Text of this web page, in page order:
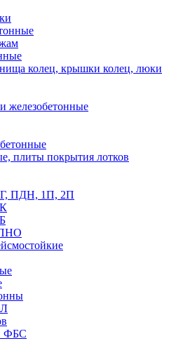
колец, крышки колец, люки
железобетонные
плиты покрытия лотков
ПДН, 1П, 2П
ПНО
ФБС